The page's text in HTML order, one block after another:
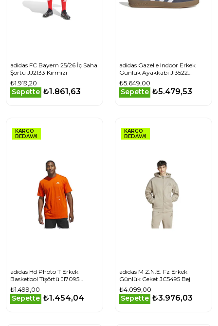
adidas FC Bayern 25/26 İç Saha
Şortu JJ2133 Kırmızı
₺1.919,20
Sepette ₺1.861,63
adidas Gazelle Indoor Erkek
Günlük Ayakkabı JI3522
Lacivert
₺5.649,00
Sepette ₺5.479,53
KARGO
BEDAVA!
adidas Hd Photo T Erkek
Basketbol Tişörtü JI7095
Turuncu
₺1.499,00
Sepette ₺1.454,04
KARGO
BEDAVA!
adidas M Z.N.E. Fz Erkek
Günlük Ceket JC5495 Bej
₺4.099,00
Sepette ₺3.976,03